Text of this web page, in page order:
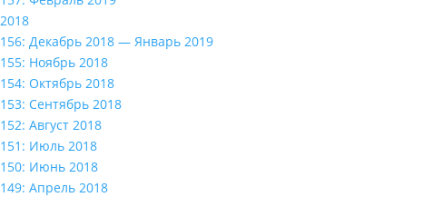
2018
156: Декабрь 2018 — Январь 2019
155: Ноябрь 2018
154: Октябрь 2018
153: Сентябрь 2018
152: Август 2018
151: Июль 2018
150: Июнь 2018
149: Апрель 2018